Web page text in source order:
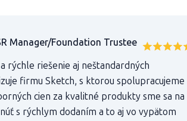
Manager/Foundation Trustee
rýchle riešenie aj neštandardných
firmu Sketch, s ktorou spolupracujeme
cien za kvalitné produkty sme sa na
s rýchlym dodaním a to aj vo vypätom